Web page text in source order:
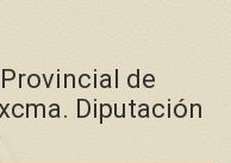
de
Diputación